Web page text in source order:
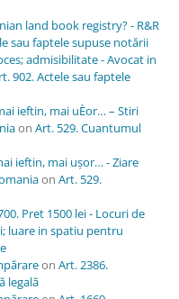
land book registry? - R&R
sau faptele supuse notării
admisibilitate - Avocat in
902. Actele sau faptele
ieftin, mai uÈor… – Stiri
on Art. 529. Cuantumul
ieftin, mai ușor… - Ziare
on Art. 529.
Pret 1500 lei - Locuri de
luare in spatiu pentru
on Art. 2386.
legală